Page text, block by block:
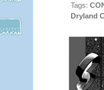
Tags:
Dryland